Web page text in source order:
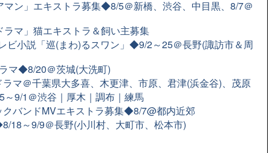
マン」エキストラ募集◆8/5＠新橋、渋谷、中目黒、8/7＠
マ」猫エキストラ＆飼い主募集
ビ小説「巡(まわ)るスワン」◆9/2～25＠長野(諏訪市＆周
マ◆8/20＠茨城(大洗町)
マ＠千葉県大多喜、木更津、市原、君津(浜金谷)、茂原
～9/1＠渋谷｜厚木｜調布｜練馬
バンドMVエキストラ募集◆8/7@都内近郊
18～9/9＠長野(小川村、大町市、松本市)